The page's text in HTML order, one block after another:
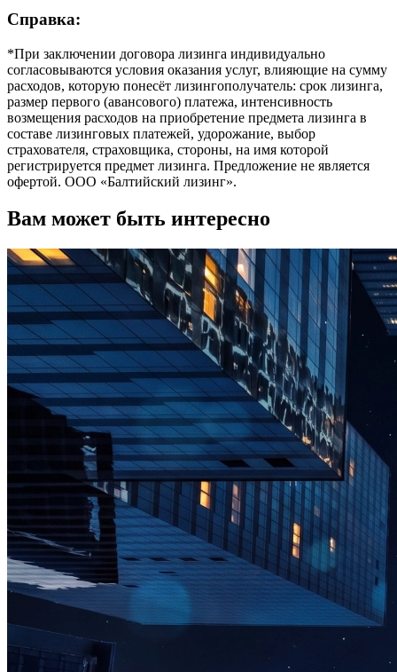
Справка:
*При заключении договора лизинга индивидуально
согласовываются условия оказания услуг, влияющие на сумму
расходов, которую понесёт лизингополучатель: срок лизинга,
размер первого (авансового) платежа, интенсивность
возмещения расходов на приобретение предмета лизинга в
составе лизинговых платежей, удорожание, выбор
страхователя, страховщика, стороны, на имя которой
регистрируется предмет лизинга. Предложение не является
офертой. ООО «Балтийский лизинг».
Вам может быть интересно